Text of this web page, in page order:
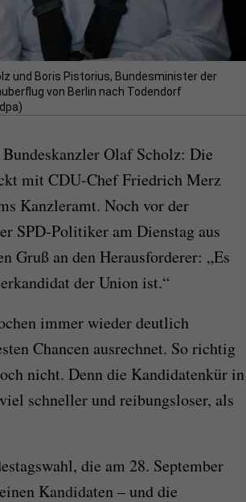
und Boris Pistorius, Bundesminister der
von Berlin nach Todendorf
Olaf Scholz: Die
mit CDU-Chef Friedrich Merz
Kanzleramt. Noch vor der
SPD-Politiker am Dienstag aus
Gruß an den Herausforderer: „Es
der Union ist.“
immer wieder deutlich
Chancen ausrechnet. So richtig
nicht. Denn die Kandidatenkür in
schneller und reibungsloser, als
die am 28. September
Kandidaten – und die